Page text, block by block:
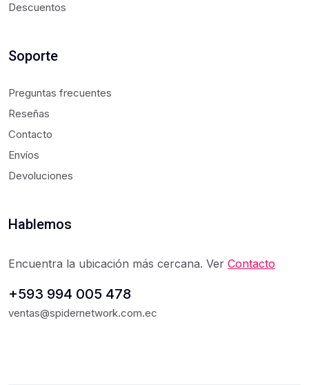
Descuentos
Soporte
Preguntas frecuentes
Reseñas
Contacto
Envíos
Devoluciones
Hablemos
Encuentra la ubicación más cercana. Ver Contacto
+593 994 005 478
ventas@spidernetwork.com.ec